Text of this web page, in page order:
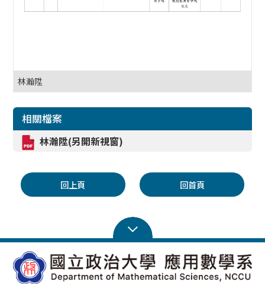
林瀚陞
相關檔案
林瀚陞(另開新視窗)
回上頁 回首頁